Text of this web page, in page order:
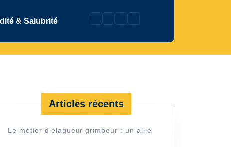
& Salubrité
Articles récents
Le métier d’élagueur grimpeur : un allié